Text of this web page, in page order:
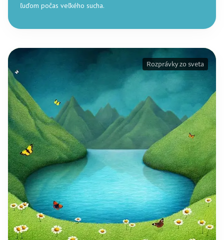
ľuďom počas veľkého sucha.
Rozprávky zo sveta